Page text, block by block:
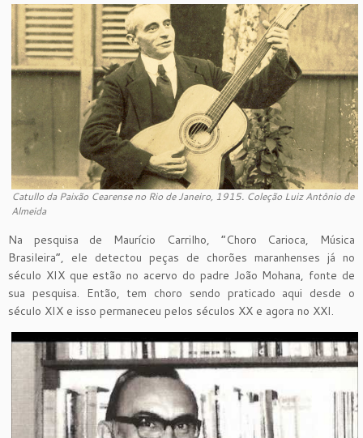
Catullo da Paixão Cearense no Rio de Janeiro, 1915. Coleção Luiz Antônio de
Almeida
Na pesquisa de Maurício Carrilho, “Choro Carioca, Música
Brasileira”, ele detectou peças de chorões maranhenses já no
século XIX que estão no acervo do padre João Mohana, fonte de
sua pesquisa. Então, tem choro sendo praticado aqui desde o
século XIX e isso permaneceu pelos séculos XX e agora no XXI.